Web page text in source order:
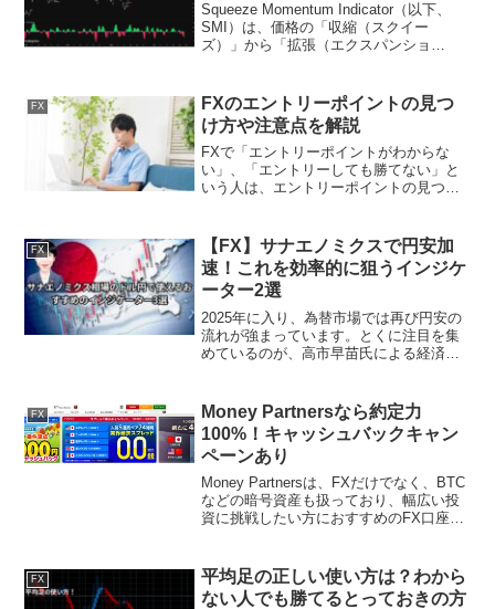
Squeeze Momentum Indicator（以下、
SMI）は、価格の「収縮（スクイー
ズ）」から「拡張（エクスパンショ
って、「いつ入るか」「どこで切るか」
の判...
FX
FXのエントリーポイントの見つ
け方や注意点を解説
FXで「エントリーポイントがわからな
い」、「エントリーしても勝てない」と
いう人は、エントリーポイントの見つけ
るようになれば、期待値の高いトレード
ができるので、非常におす...
FX
【FX】サナエノミクスで円安加
速！これを効率的に狙うインジケ
ーター2選
2025年に入り、為替市場では再び円安の
流れが強まっています。とくに注目を集
めているのが、高市早苗氏による経済政
は上昇基調を維持し、トレーダーにとっ
て大きなチャンスが訪...
FX
Money Partnersなら約定力
100%！キャッシュバックキャン
ペーンあり
Money Partnersは、FXだけでなく、BTC
などの暗号資産も扱っており、幅広い投
資に挑戦したい方におすすめのFX口座で
ーナスを受け取ることもできます。さら
に、...
FX
平均足の正しい使い方は？わから
ない人でも勝てるとっておきの方